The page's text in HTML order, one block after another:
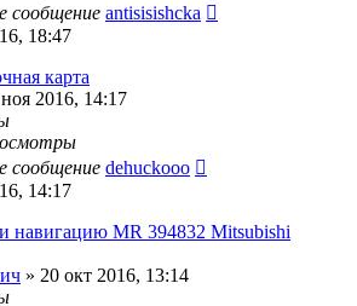
сообщение antisisishcka
18:47
карта
2016, 14:17
сообщение dehuckooo
14:17
навигацию MR 394832 Mitsubishi
» 20 окт 2016, 13:14